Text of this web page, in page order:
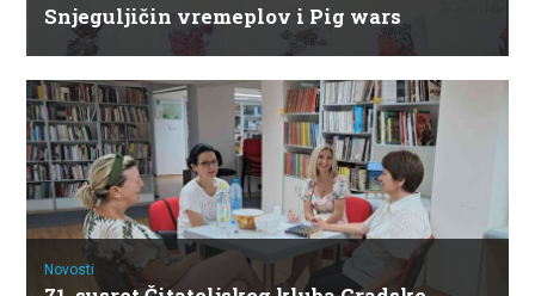
Snjeguljičin vremeplov i Pig wars
Novosti